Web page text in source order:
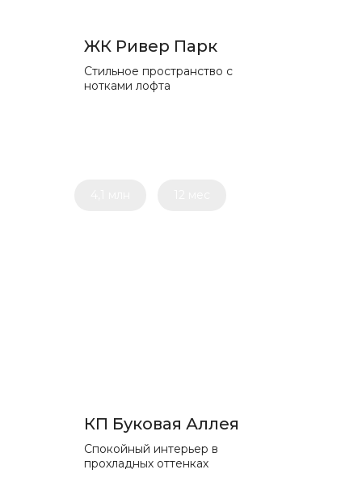
ЖК Ривер Парк
Стильное пространство с
нотками лофта
КП Буковая Аллея
Спокойный интерьер в
прохладных оттенках